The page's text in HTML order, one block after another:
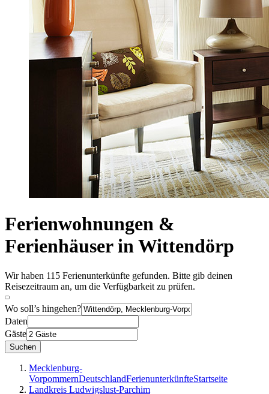
Ferienwohnungen &
Ferienhäuser in Wittendörp
Wir haben 115 Ferienunterkünfte gefunden. Bitte gib deinen
Reisezeitraum an, um die Verfügbarkeit zu prüfen.
Wo soll’s hingehen?
Daten
Gäste
Suchen
Mecklenburg-
VorpommernDeutschlandFerienunterkünfteStartseite
Landkreis Ludwigslust-Parchim